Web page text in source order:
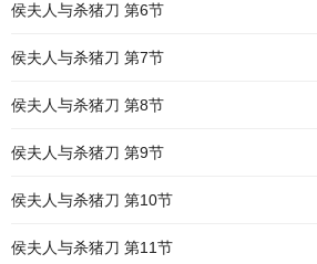
侯夫人与杀猪刀 第6节
侯夫人与杀猪刀 第7节
侯夫人与杀猪刀 第8节
侯夫人与杀猪刀 第9节
侯夫人与杀猪刀 第10节
侯夫人与杀猪刀 第11节